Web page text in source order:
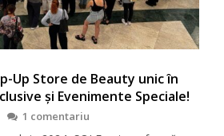
Up Store de Beauty unic în
și Evenimente Speciale!
1 comentariu